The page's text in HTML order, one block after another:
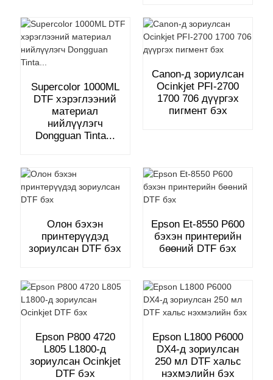
Supercolor 1000ML
DTF хэрэглээний
материал
нийлүүлэгч
Dongguan Tinta...
Canon-д зориулсан
Ocinkjet PFI-2700
1700 706 дүүргэх
пигмент бэх
Олон бэхэн
принтерүүдэд
зориулсан DTF бэх
Epson Et-8550 P600
бэхэн принтерийн
бөөний DTF бэх
Epson P800 4720
L805 L1800-д
зориулсан Ocinkjet
DTF бэх
Epson L1800 P6000
DX4-д зориулсан
250 мл DTF хальс
нэхмэлийн бэх